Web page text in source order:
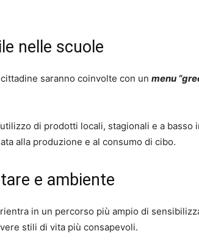
nelle scuole
saranno coinvolte con un menu
di prodotti locali, stagionali e a basso
alla produzione e al consumo di cibo.
e ambiente
rientra in un percorso più ampio di
stili di vita più consapevoli.